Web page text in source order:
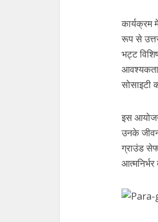
कार्यक्रम
रूप से
भट्ट
आवश्यकता
सोसाइटी
इस
उनके
ग्राउंड